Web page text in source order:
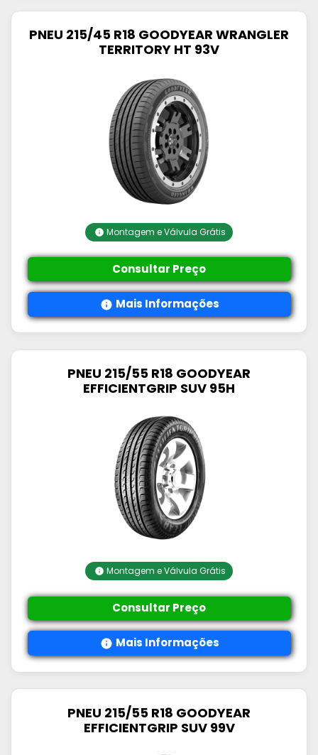
PNEU 215/45 R18 GOODYEAR WRANGLER
TERRITORY HT 93V
Montagem e Válvula Grátis
Consultar Preço
Mais Informações
PNEU 215/55 R18 GOODYEAR
EFFICIENTGRIP SUV 95H
Montagem e Válvula Grátis
Consultar Preço
Mais Informações
PNEU 215/55 R18 GOODYEAR
EFFICIENTGRIP SUV 99V